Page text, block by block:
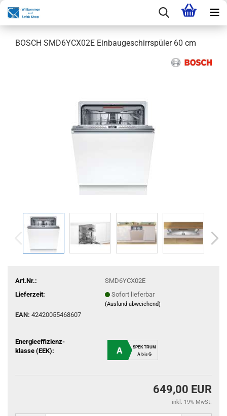
BOSCH SMD6YCX02E Einbaugeschirrspüler 60 cm
Art.Nr.:
SMD6YCX02E
Lieferzeit:
Sofort lieferbar
(Ausland abweichend)
EAN: 42420055468607
Energieeffizienz-
klasse (EEK):
A
SPEKTRUM
A bis G
649,00 EUR
inkl. 19% MwSt.